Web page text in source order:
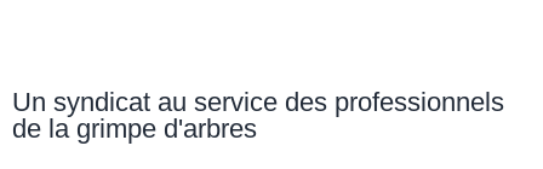
Un syndicat au service des professionnels
de la grimpe d'arbres